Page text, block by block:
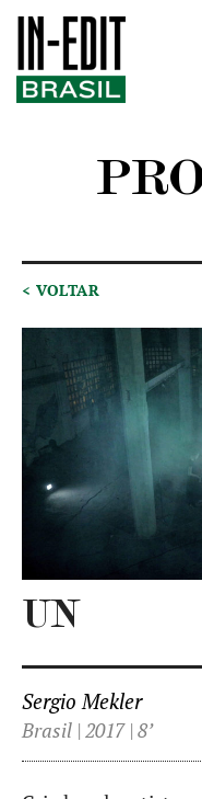
< VOLTAR
UN
Sergio Mekler
Brasil | 2017 | 8’